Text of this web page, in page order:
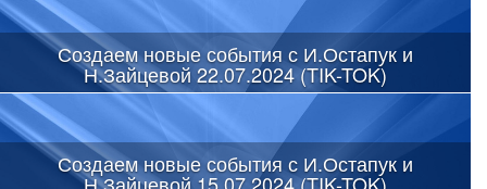
Создаем новые события с И.Остапук и
Н.Зайцевой 22.07.2024 (TIK-TOK)
Создаем новые события с И.Остапук и